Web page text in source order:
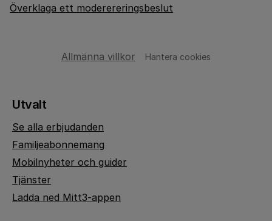
Överklaga ett moderereringsbeslut
Allmänna villkor Hantera cookies
Utvalt
Se alla erbjudanden
Familjeabonnemang
Mobilnyheter och guider
Tjänster
Ladda ned Mitt3-appen